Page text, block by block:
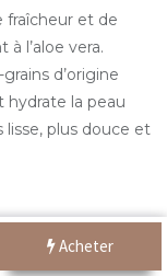
Acheter
et de
l’aloe vera.
d’origine
hydrate la peau
lisse, plus douce et